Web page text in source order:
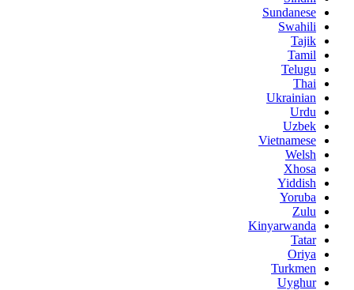
Sundanese
Swahili
Tajik
Tamil
Telugu
Thai
Ukrainian
Urdu
Uzbek
Vietnamese
Welsh
Xhosa
Yiddish
Yoruba
Zulu
Kinyarwanda
Tatar
Oriya
Turkmen
Uyghur